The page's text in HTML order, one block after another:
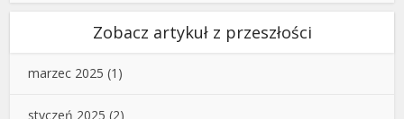
Zobacz artykuł z przeszłości
marzec 2025 (1)
styczeń 2025 (2)